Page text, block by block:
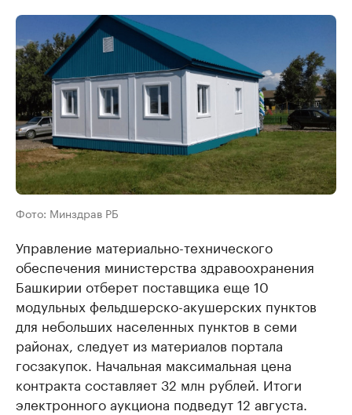
Фото: Минздрав РБ
Управление материально-технического
обеспечения министерства здравоохранения
Башкирии отберет поставщика еще 10
модульных фельдшерско-акушерских пунктов
для небольших населенных пунктов в семи
районах, следует из материалов портала
госзакупок. Начальная максимальная цена
контракта составляет 32 млн рублей. Итоги
электронного аукциона подведут 12 августа.